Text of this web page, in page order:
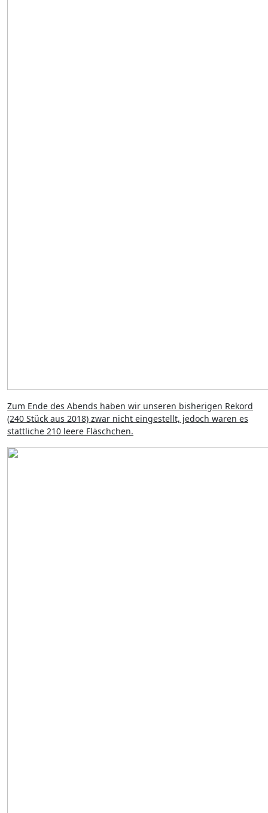
Zum Ende des Abends haben wir unseren bisherigen Rekord
(240 Stück aus 2018) zwar nicht eingestellt, jedoch waren es
stattliche 210 leere Fläschchen.